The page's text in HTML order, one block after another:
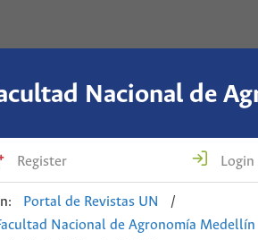
Register Login
Portal de Revistas UN
/
Nacional de Agronomía Medellín